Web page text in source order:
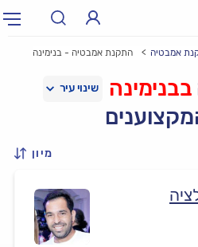
אמבטיה התקנת אמבטיה - בנימינה
בבנימינה
מיון